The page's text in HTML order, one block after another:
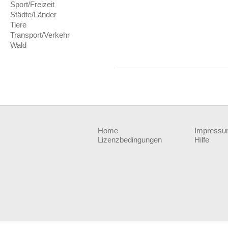
Sport/Freizeit
Städte/Länder
Tiere
Transport/Verkehr
Wald
Home
Lizenzbedingungen
Hilfe